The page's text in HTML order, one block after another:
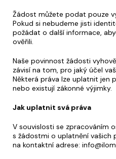
Žádost můžete podat pouze
Pokud si nebudeme jisti
požádat o další informace,
ověřili.
Naše povinnost žádosti
závisí na tom, pro jaký účel
Některá práva lze uplatnit jen
nebo existují zákonné výjimky.
Jak uplatnit svá práva
V souvislosti se zpracováním
s žádostmi o uplatnění vašich
na kontaktní adrese: